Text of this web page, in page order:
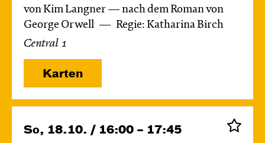
von Kim Langner — nach dem Roman von
George Orwell
Regie: Katharina Birch
Central 1
Karten
So, 18.10. / 16:00 – 17:45